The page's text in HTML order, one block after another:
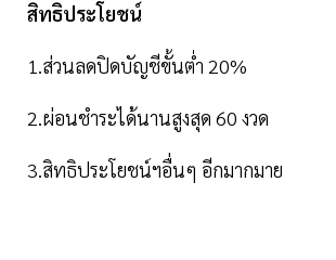
สิทธิประโยชน์
1.ส่วนลดปิดบัญชีขั้นต่ำ 20%
2.ผ่อนชำระได้นานสูงสุด 60 งวด
3.สิทธิประโยชน์ฯอื่นๆ อีกมากมาย